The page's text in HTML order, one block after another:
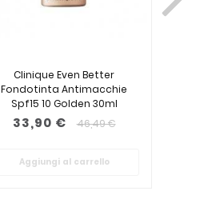
Clinique Even Better
Fondotinta Antimacchie
Spf15 10 Golden 30ml
33,90 € 46,49 €
Aggiungi al carrello